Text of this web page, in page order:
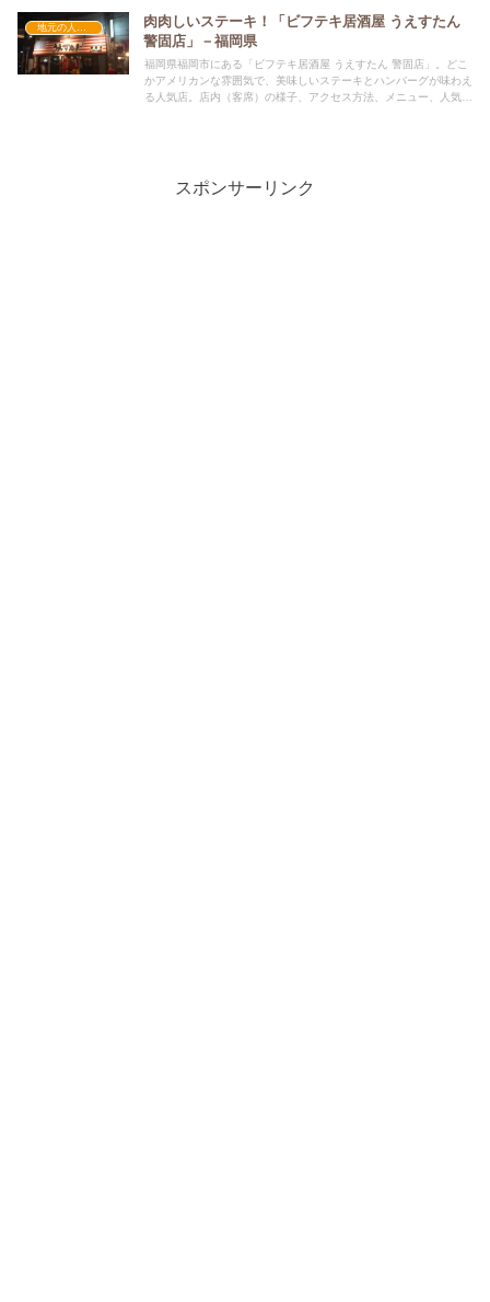
肉肉しいステーキ！「ビフテキ居酒屋 うえすたん
警固店」－福岡県
福岡県福岡市にある「ビフテキ居酒屋 うえすたん 警固店」。どこ
かアメリカンな雰囲気で、美味しいステーキとハンバーグが味わえ
る人気店。店内（客席）の様子、アクセス方法、メニュー、人気の
スポンサーリンク